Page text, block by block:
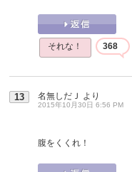
それな！ 368
13 名無しだＪ より
2015年10月30日 6:56 PM
腹をくくれ！